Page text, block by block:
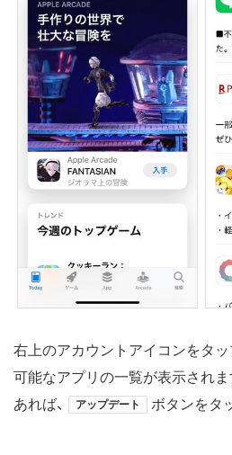
右上のアカウントアイコンをタッ
可能なアプリの一覧が表示され
あれば、
アップデート ボタンをタ